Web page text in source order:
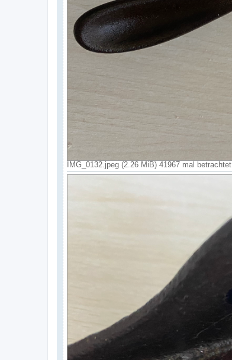
IMG_0132.jpeg (2.26 MiB) 41967 mal betrachtet